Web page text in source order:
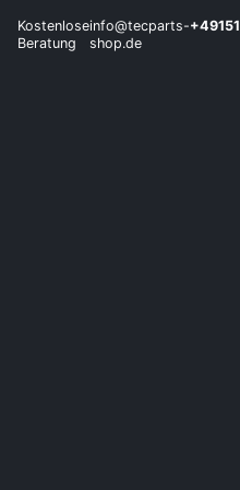
Kostenlose
Beratung
info@tecparts-
shop.de